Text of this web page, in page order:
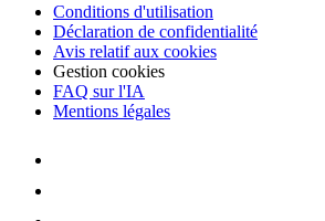
Conditions d'utilisation
Déclaration de confidentialité
Avis relatif aux cookies
Gestion cookies
FAQ sur l'IA
Mentions légales